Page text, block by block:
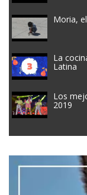
Moria,
La
Latina
Los
2019